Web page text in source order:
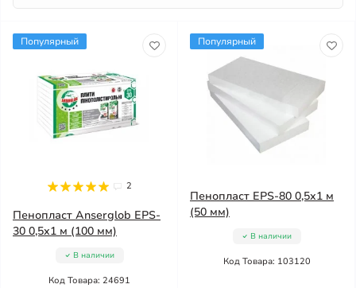
Популярный
2
Пенопласт Anserglob EPS-
30 0,5х1 м (100 мм)
В наличии
Код Товара: 24691
Популярный
Пенопласт EPS-80 0,5х1 м
(50 мм)
В наличии
Код Товара: 103120